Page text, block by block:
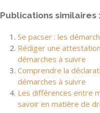
Publications similaires :
Se pacser : les
Rédiger une
démarches à suivre
Comprendre la
démarches à suivre
Les différences entre
savoir en matière de